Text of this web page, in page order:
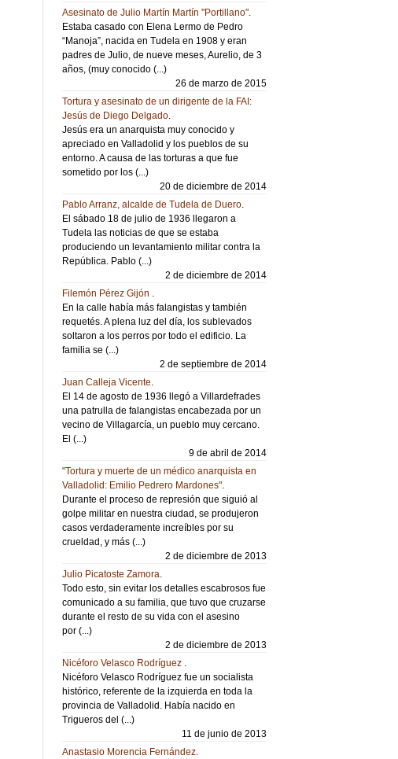
Asesinato de Julio Martín Martín "Portillano".
Estaba casado con Elena Lermo de Pedro
“Manoja”, nacida en Tudela en 1908 y eran
padres de Julio, de nueve meses, Aurelio, de 3
años, (muy conocido (...)
26 de marzo de 2015
Tortura y asesinato de un dirigente de la FAI:
Jesús de Diego Delgado.
Jesús era un anarquista muy conocido y
apreciado en Valladolid y los pueblos de su
entorno. A causa de las torturas a que fue
sometido por los (...)
20 de diciembre de 2014
Pablo Arranz, alcalde de Tudela de Duero.
El sábado 18 de julio de 1936 llegaron a
Tudela las noticias de que se estaba
produciendo un levantamiento militar contra la
República. Pablo (...)
2 de diciembre de 2014
Filemón Pérez Gijón .
En la calle había más falangistas y también
requetés. A plena luz del día, los sublevados
soltaron a los perros por todo el edificio. La
familia se (...)
2 de septiembre de 2014
Juan Calleja Vicente.
El 14 de agosto de 1936 llegó a Villardefrades
una patrulla de falangistas encabezada por un
vecino de Villagarcía, un pueblo muy cercano.
El (...)
9 de abril de 2014
"Tortura y muerte de un médico anarquista en
Valladolid: Emilio Pedrero Mardones".
Durante el proceso de represión que siguió al
golpe militar en nuestra ciudad, se produjeron
casos verdaderamente increíbles por su
crueldad, y más (...)
2 de diciembre de 2013
Julio Picatoste Zamora.
Todo esto, sin evitar los detalles escabrosos fue
comunicado a su familia, que tuvo que cruzarse
durante el resto de su vida con el asesino
por (...)
2 de diciembre de 2013
Nicéforo Velasco Rodríguez .
Nicéforo Velasco Rodríguez fue un socialista
histórico, referente de la izquierda en toda la
provincia de Valladolid. Había nacido en
Trigueros del (...)
11 de junio de 2013
Anastasio Morencia Fernández.